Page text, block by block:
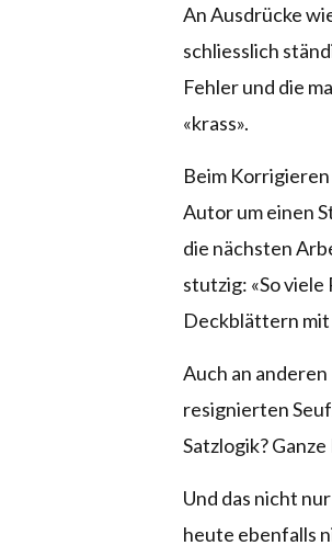
An Ausdrücke
schliesslich
Fehler und die
«krass».
Beim
Autor um einen
die nächsten
stutzig: «So viele
Deckblättern
Auch an
resignierten
Satzlogik?
Und das nicht
heute ebenfalls